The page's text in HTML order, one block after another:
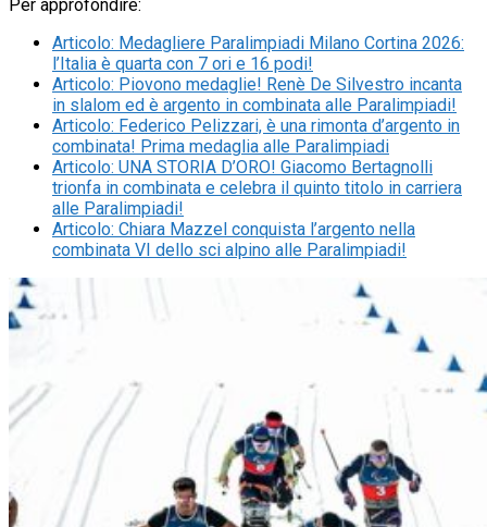
Per approfondire:
Articolo: Medagliere Paralimpiadi Milano Cortina 2026:
l’Italia è quarta con 7 ori e 16 podi!
Articolo: Piovono medaglie! Renè De Silvestro incanta
in slalom ed è argento in combinata alle Paralimpiadi!
Articolo: Federico Pelizzari, è una rimonta d’argento in
combinata! Prima medaglia alle Paralimpiadi
Articolo: UNA STORIA D’ORO! Giacomo Bertagnolli
trionfa in combinata e celebra il quinto titolo in carriera
alle Paralimpiadi!
Articolo: Chiara Mazzel conquista l’argento nella
combinata VI dello sci alpino alle Paralimpiadi!